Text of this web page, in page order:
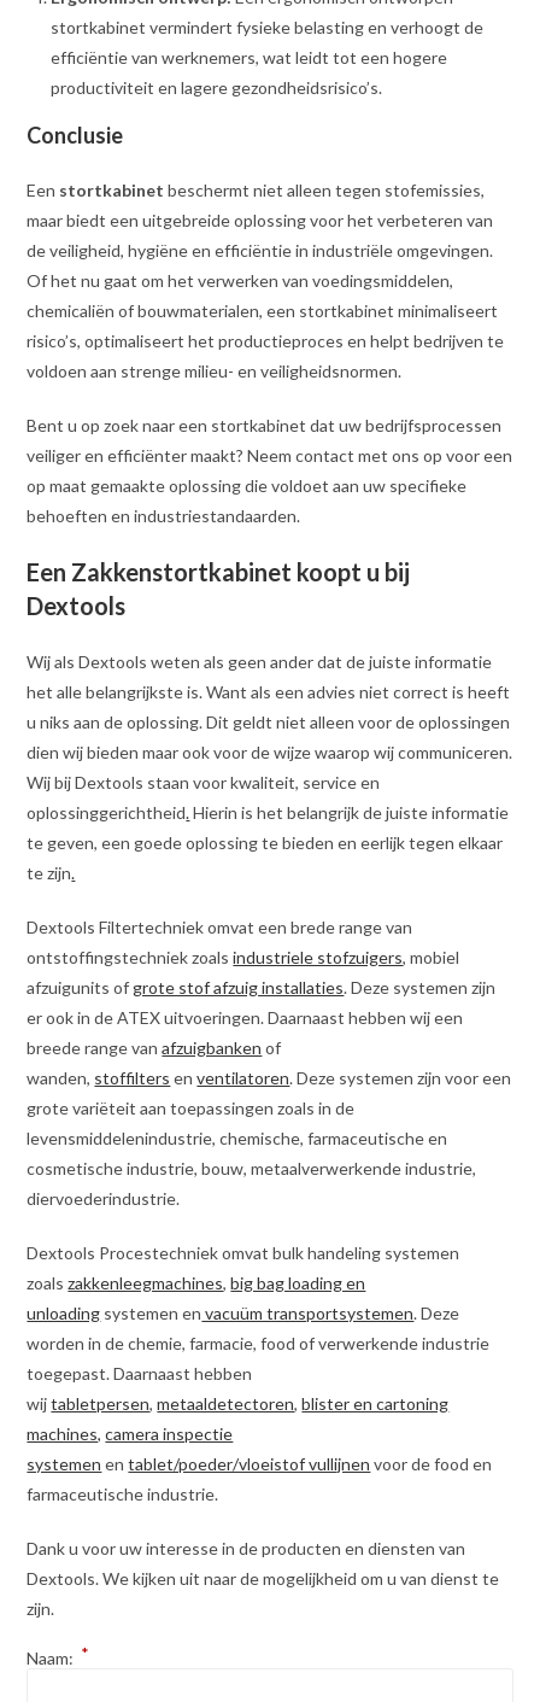
stortkabinet vermindert fysieke belasting en verhoogt de
efficiëntie van werknemers, wat leidt tot een hogere
productiviteit en lagere gezondheidsrisico’s.
Conclusie
Een stortkabinet beschermt niet alleen tegen stofemissies,
maar biedt een uitgebreide oplossing voor het verbeteren van
de veiligheid, hygiëne en efficiëntie in industriële omgevingen.
Of het nu gaat om het verwerken van voedingsmiddelen,
chemicaliën of bouwmaterialen, een stortkabinet minimaliseert
risico’s, optimaliseert het productieproces en helpt bedrijven te
voldoen aan strenge milieu- en veiligheidsnormen.
Bent u op zoek naar een stortkabinet dat uw bedrijfsprocessen
veiliger en efficiënter maakt? Neem contact met ons op voor een
op maat gemaakte oplossing die voldoet aan uw specifieke
behoeften en industriestandaarden.
Een Zakkenstortkabinet koopt u bij
Dextools
Wij als Dextools weten als geen ander dat de juiste informatie
het alle belangrijkste is. Want als een advies niet correct is heeft
u niks aan de oplossing. Dit geldt niet alleen voor de oplossingen
dien wij bieden maar ook voor de wijze waarop wij communiceren.
Wij bij Dextools staan voor kwaliteit, service en
oplossinggerichtheid.Hierin is het belangrijk de juiste informatie
te geven, een goede oplossing te bieden en eerlijk tegen elkaar
te zijn.
Dextools Filtertechniek omvat een brede range van
ontstoffingstechniek zoalsindustriele stofzuigers, mobiel
afzuigunits of grote stof afzuig installaties. Deze systemen zijn
er ook in de ATEX uitvoeringen. Daarnaast hebben wij een
breede range vanafzuigbanken of
wanden, stoffilters enventilatoren. Deze systemen zijn voor een
grote variëteit aan toepassingen zoals in de
levensmiddelenindustrie, chemische, farmaceutische en
cosmetische industrie, bouw, metaalverwerkende industrie,
diervoederindustrie.
Dextools Procestechniek omvat bulk handeling systemen
zoalszakkenleegmachines,big bag loading en
unloading systemen en vacuüm transportsystemen. Deze
worden in de chemie, farmacie, food of verwerkende industrie
toegepast. Daarnaast hebben
wijtabletpersen,metaaldetectoren,blister en cartoning
machines, camera inspectie
systemen entablet/poeder/vloeistof vullijnen voor de food en
farmaceutische industrie.
Dank u voor uw interesse in de producten en diensten van
Dextools. We kijken uit naar de mogelijkheid om u van dienst te
zijn.
Naam: *